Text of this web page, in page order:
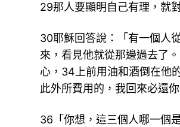
29那人要顯明自己有理，就
30耶穌回答說：「有一個人
來，看見他就從那邊過去了
心，34上前用油和酒倒在他
此外所費用的，我回來必還你
36「你想，這三個人哪一個